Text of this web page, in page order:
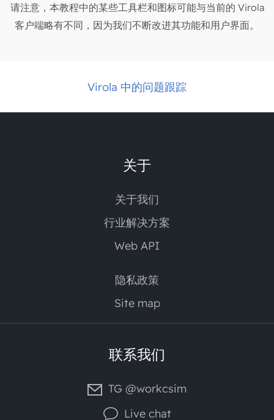
请注意，本教程中的某些工具栏和图标可能与当前的 Virola
客户端略有不同，因为我们不断改进其功能和用户界面。
Virola 中的问题跟踪
关于
关于我们
行业解决方案
Web API
隐私政策
Site map
联系我们
TG @workcsim
Live chat